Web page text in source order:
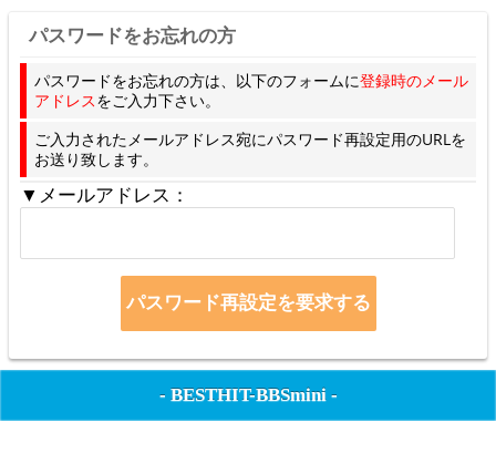
パスワードをお忘れの方
パスワードをお忘れの方は、以下のフォームに登録時のメール
アドレスをご入力下さい。
ご入力されたメールアドレス宛にパスワード再設定用のURLを
お送り致します。
▼メールアドレス：
- BESTHIT-BBSmini-